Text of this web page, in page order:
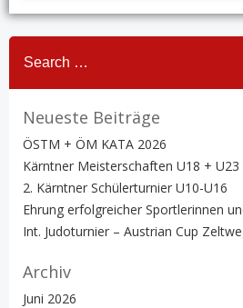
Search
for:
Neueste Beiträge
ÖSTM + ÖM KATA 2026
Kärntner Meisterschaften U18 + U23
2. Kärntner Schülerturnier U10-U16
Ehrung erfolgreicher Sportlerinnen
Int. Judoturnier – Austrian Cup
Archiv
Juni 2026